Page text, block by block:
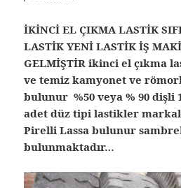
İKİNCİ EL ÇIKMA LASTİK
LASTİK YENİ LASTİK İŞ
GELMİŞTİR ikinci el çıkma
ve temiz kamyonet ve
bulunur %50 veya % 90
adet düz tipi lastikler
Pirelli Lassa bulunur
bulunmaktadır…